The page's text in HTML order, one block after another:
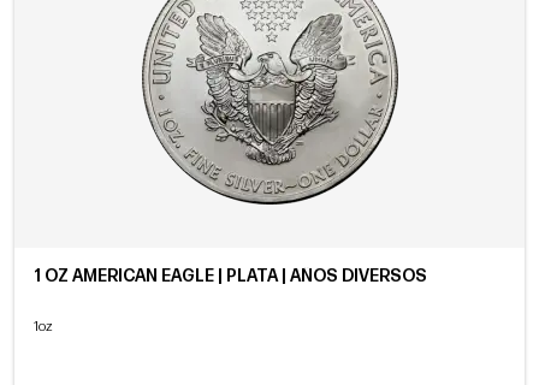
1 OZ AMERICAN EAGLE | PLATA | AÑOS DIVERSOS
1oz